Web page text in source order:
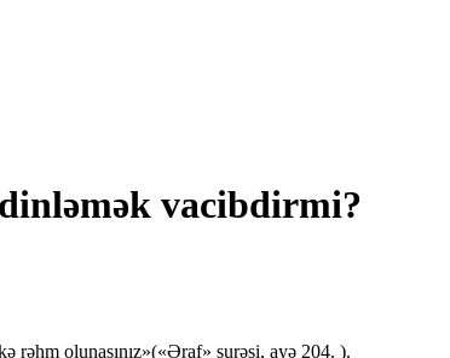
vacibdirmi?
rəhm olunasınız»(«Əraf» surəsi, ayə 204. ).